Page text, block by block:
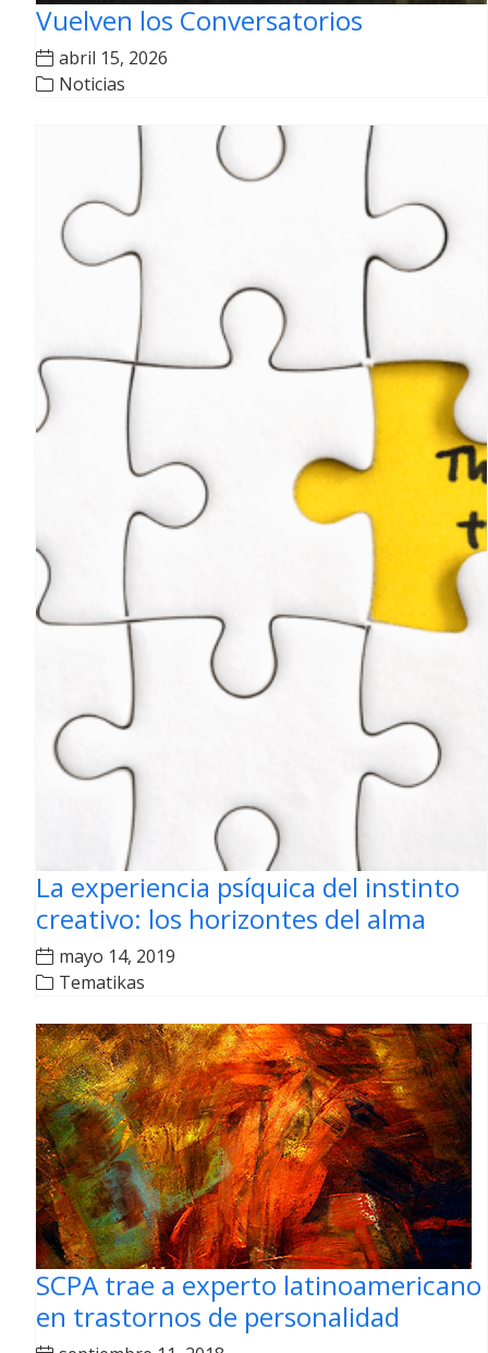
Vuelven los Conversatorios
abril 15, 2026
Noticias
La experiencia psíquica del instinto
creativo: los horizontes del alma
mayo 14, 2019
Tematikas
SCPA trae a experto latinoamericano
en trastornos de personalidad